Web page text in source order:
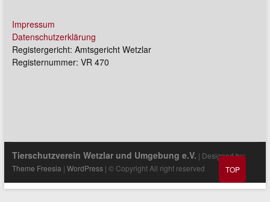
Impressum
Datenschutzerklärung
Registergericht: Amtsgericht Wetzlar
Registernummer: VR 470
Tierschutzverein Wetzlar und Umgebung e.V. | Designed by:
Theme Freesia | WordPress| © Copyright All right reserved TOP